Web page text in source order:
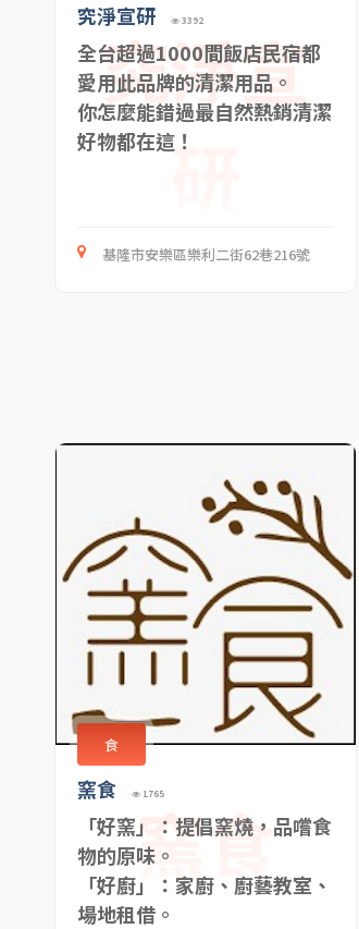
究淨宣研 3392
究淨宣
研
全台超過1000間飯店民宿都
愛用此品牌的清潔用品。
你怎麼能錯過最自然熱銷清潔
好物都在這！
基隆市安樂區樂利二街62巷216號
食
窯食 1765
窯食
「好窯」：提倡窯燒，品嚐食
物的原味。
「好廚」：家廚、廚藝教室、
場地租借。